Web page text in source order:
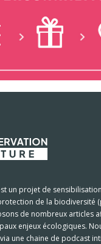
un projet de
de la biodiversité
de nombreux articles
enjeux écologiques.
une chaine de podcast